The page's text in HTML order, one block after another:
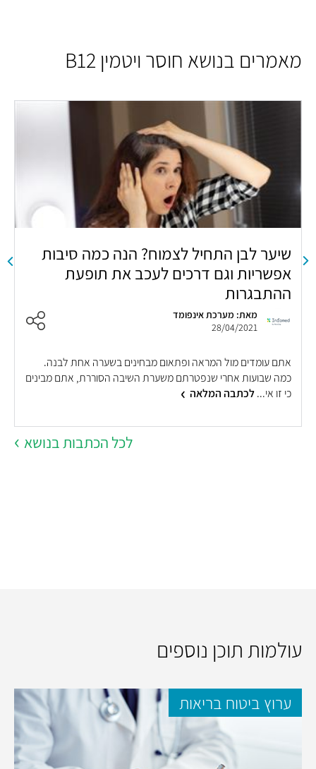
מאמרים בנושא חוסר ויטמין ‎B12
שיער לבן התחיל לצמוח? הנה כמה סיבות
אפשריות וגם דרכים לעכב את תופעת
ההתבגרות
מאת: מערכת אינפומד
28/04/2021
אתם עומדים מול המראה ופתאום מבחינים בשערה אחת לבנה.
כמה שבועות אחרי שנפטרתם משערת השיבה הסוררת, אתם מבינים
כי זו אי...לכתבה המלאה
לכל הכתבות בנושא
עולמות תוכן נוספים
ערוץ ביטוח בריאות